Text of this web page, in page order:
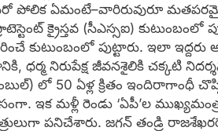
పోలిక ఏమంటే–వారిరువురూ
క్రైస్తవ (సీఎస్సఐ)
కుటుంబంలో పుట్టారు. ఇలా ఇద్దరు
నిరుపేక్ష జీవనశైలికి చక్కటి
లో 50 ఏళ్ల క్రితం ఇందిరాగాంధీ
మళ్లీ రెండు ‘ఏపీ’ల
పనిచేశారు. జగన్‌ తండ్రి